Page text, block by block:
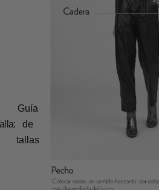
Guía
de
tallas